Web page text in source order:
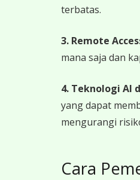
terbatas.
3. Remote
mana saja dan
4. Teknologi AI
yang dapat
mengurangi
Cara